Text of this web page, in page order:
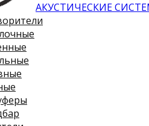
АКУСТИЧЕСКИЕ